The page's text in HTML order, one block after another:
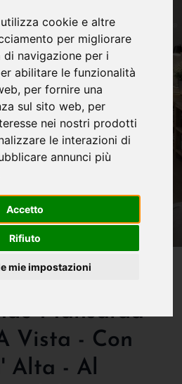
cookie e altre
per migliorare
di navigazione per i
abilitare le funzionalità
, per fornire una
sul sito web, per
nei nostri prodotti
le interazioni di
annunci più
Accetto
Rifiuto
mie impostazioni
Mansarda
Vista - Con
Alta - Al